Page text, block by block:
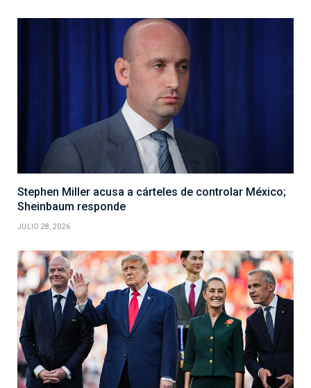
Stephen Miller acusa a cárteles de controlar México;
Sheinbaum responde
JULIO 28, 2026